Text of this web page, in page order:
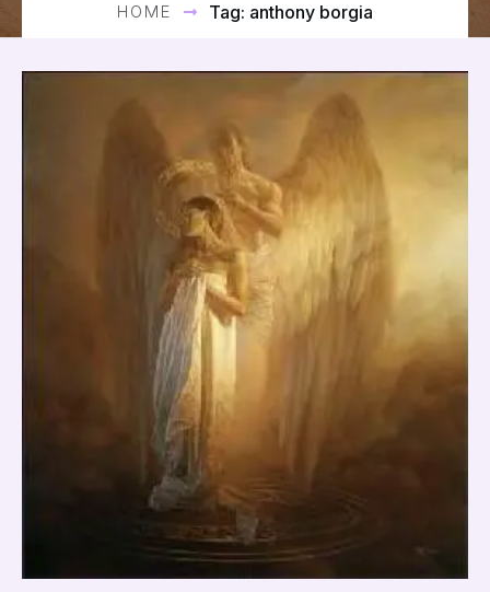
HOME Tag: anthony borgia